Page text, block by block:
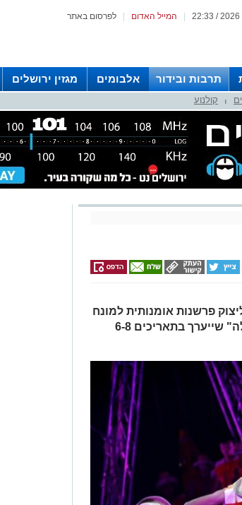
לפרסום באתר המייל האדום
תרבות ובידור אלבומים מגזין ירושלים
ירושלים
קולנוע
פרשנות אומנותית למונח
"סבתא" במסגרת פסטיבל "קולה של המילה" שייערך בתאריכים 6-8